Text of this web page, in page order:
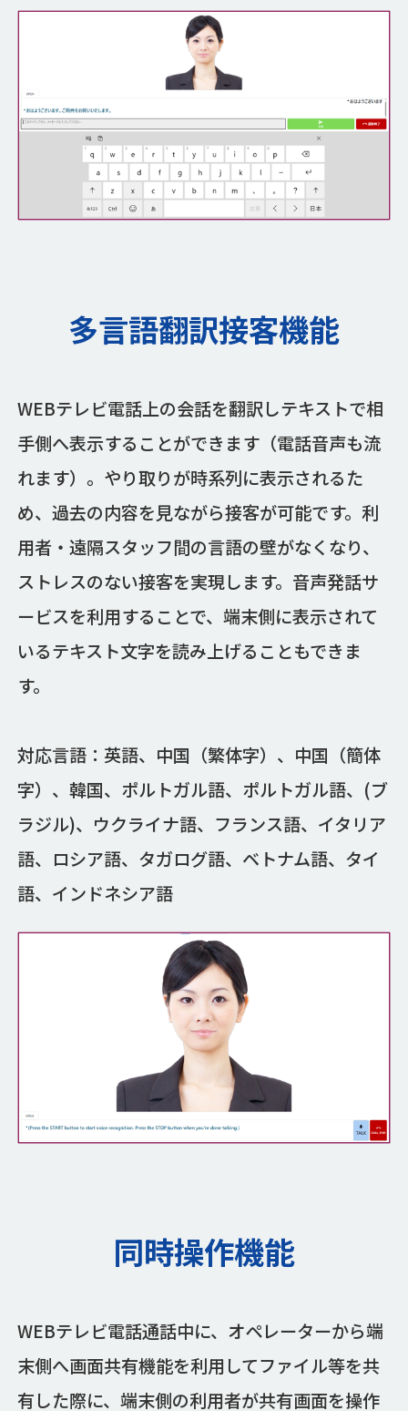
多言語翻訳接客機能
WEBテレビ電話上の会話を翻訳しテキストで相
手側へ表示することができます（電話音声も流
れます）。やり取りが時系列に表示されるた
め、過去の内容を見ながら接客が可能です。利
用者・遠隔スタッフ間の言語の壁がなくなり、
ストレスのない接客を実現します。音声発話サ
ービスを利用することで、端末側に表示されて
いるテキスト文字を読み上げることもできま
す。
対応言語：英語、中国（繁体字）、中国（簡体
字）、韓国、ポルトガル語、ポルトガル語、(ブ
ラジル)、ウクライナ語、フランス語、イタリア
語、ロシア語、タガログ語、ベトナム語、タイ
語、インドネシア語
同時操作機能
WEBテレビ電話通話中に、オペレーターから端
末側へ画面共有機能を利用してファイル等を共
有した際に、端末側の利用者が共有画面を操作